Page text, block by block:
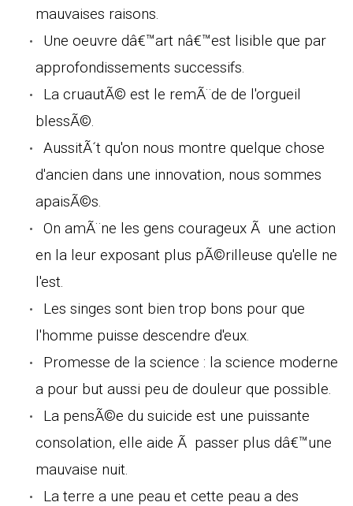
mauvaises raisons.
Une oeuvre dâ€™art nâ€™est lisible que par
approfondissements successifs.
La cruautÃ© est le remÃ¨de de l'orgueil
blessÃ©.
AussitÃ´t qu'on nous montre quelque chose
d'ancien dans une innovation, nous sommes
apaisÃ©s.
On amÃ¨ne les gens courageux Ã une action
en la leur exposant plus pÃ©rilleuse qu'elle ne
l'est.
Les singes sont bien trop bons pour que
l'homme puisse descendre d'eux.
Promesse de la science : la science moderne
a pour but aussi peu de douleur que possible.
La pensÃ©e du suicide est une puissante
consolation, elle aide Ã passer plus dâ€™une
mauvaise nuit.
La terre a une peau et cette peau a des